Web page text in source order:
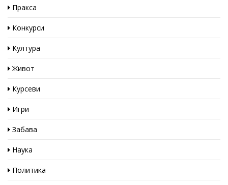
Пракса
Конкурси
Култура
Живот
Курсеви
Игри
Забава
Наука
Политика